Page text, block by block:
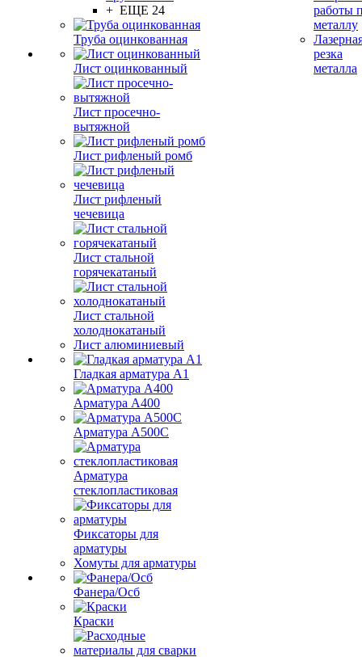
+ ЕЩЕ 24
Труба оцинкованная
Лист оцинкованный
Лист просечно-
вытяжной
Лист рифленый ромб
Лист рифленый
чечевица
Лист стальной
горячекатаный
Лист стальной
холоднокатаный
Лист алюминиевый
Гладкая арматура А1
Арматура А400
Арматура A500C
Арматура
стеклопластиковая
Фиксаторы для
арматуры
Хомуты для арматуры
Фанера/Осб
Краски
работы
металлу
резка
металла